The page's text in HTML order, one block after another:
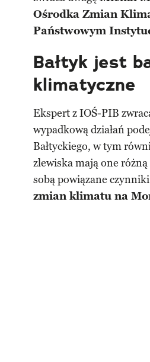
Ośrodka Zmian
Państwowym
Bałtyk jest
klimatyczne
Ekspert z IOŚ-PIB
wypadkową działań
Bałtyckiego, w tym
zlewiska mają one
sobą powiązane
zmian klimatu na